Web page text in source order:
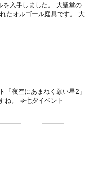
を入手しました。 大聖堂の
たオルゴール庭具です。 大
「夜空にあまねく願い星2」
ね。 ⇒七夕イベント